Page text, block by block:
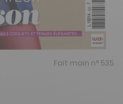
Fait main n° 535